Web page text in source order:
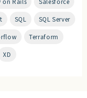
SQL SQL Server
Terraform
XD